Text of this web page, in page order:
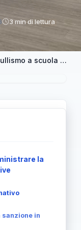
3 min di lettura
Bullismo a scuola in Singapore: punizioni corporali fino a tre bacchettate per ragazzi dai 9 anni, escluse le ragazze
la
in